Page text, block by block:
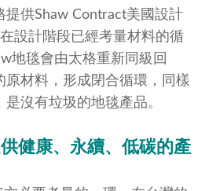
提供Shaw Contract美國設計
設計階段已經考量材料的循
地毯會由太格重新同級回
原材料，形成閉合循環，同樣
沒有垃圾的地毯產品。
供健康、永續、低碳的產